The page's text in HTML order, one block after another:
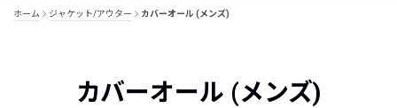
ホーム ジャケット/アウター カバーオール (メンズ)
カバーオール (メンズ)